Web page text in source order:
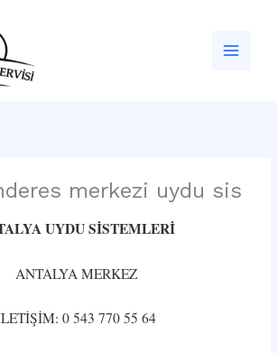
merkezi uydu sis
UYDU SİSTEMLERİ
ANTALYA MERKEZ
0 543 770 55 64